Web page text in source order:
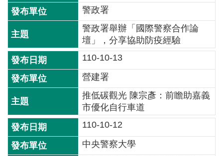
部
簡
介
主
題
政
策
訊
息
快
遞
警政署
警政署舉辦「國際警察合作論
壇」，分享協助防疫經驗
110-10-13
營建署
推低碳觀光 陳宗彥：前瞻助嘉義
市優化自行車道
110-10-12
中央警察大學